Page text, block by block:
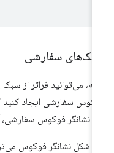
سفارشی
می‌توانید فراتر از سبک
سفارشی ایجاد کنید که
نشانگر فوکوس سفارشی،
شکل نشانگر فوکوس